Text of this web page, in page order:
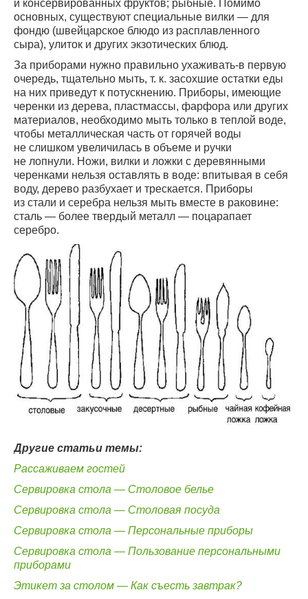
и консервированных фруктов; рыбные. Помимо
основных, существуют специальные вилки — для
фондю (швейцарское блюдо из расплавленного
сыра), улиток и других экзотических блюд.
За приборами нужно правильно ухаживать-в первую
очередь, тщательно мыть, т. к. засохшие остатки еды
на них приведут к потускнению. Приборы, имеющие
черенки из дерева, пластмассы, фарфора или других
материалов, необходимо мыть только в теплой воде,
чтобы металлическая часть от горячей воды
не слишком увеличилась в объеме и ручки
не лопнули. Ножи, вилки и ложки с деревянными
черенками нельзя оставлять в воде: впитывая в себя
воду, дерево разбухает и трескается. Приборы
из стали и серебра нельзя мыть вместе в раковине:
сталь — более твердый металл — поцарапает
серебро.
Другие статьи темы:
Рассаживаем гостей
Сервировка стола — Столовое белье
Сервировка стола — Столовая посуда
Сервировка стола — Персональные приборы
Сервировка стола — Пользование персональными
приборами
Этикет за столом — Как съесть завтрак?